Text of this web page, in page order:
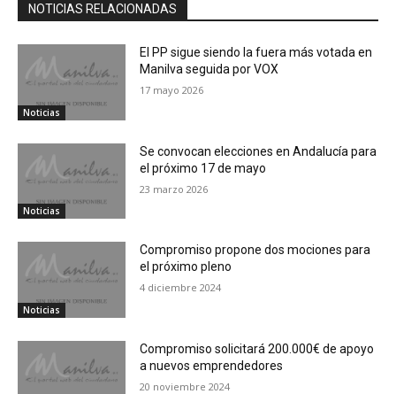
NOTICIAS RELACIONADAS
Noticias
El PP sigue siendo la fuera más votada en
Manilva seguida por VOX
17 mayo 2026
Noticias
Se convocan elecciones en Andalucía para
el próximo 17 de mayo
23 marzo 2026
Noticias
Compromiso propone dos mociones para
el próximo pleno
4 diciembre 2024
Compromiso solicitará 200.000€ de apoyo
a nuevos emprendedores
20 noviembre 2024